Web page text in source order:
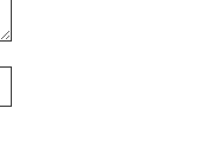
stránky: